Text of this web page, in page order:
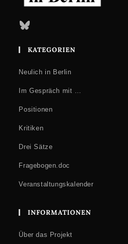
Bluesky
KATEGORIEN
Neulich in Berlin
Im Gespräch mit …
Positionen
Kritiken
Drei Sätze
Fragebogen.doc
Veranstaltungskalender
INFORMATIONEN
Über das Projekt